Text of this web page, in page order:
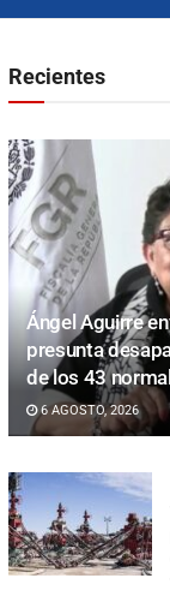
Recientes
Ángel Aguirre
presunta
de los 43
6 AGOSTO, 2026